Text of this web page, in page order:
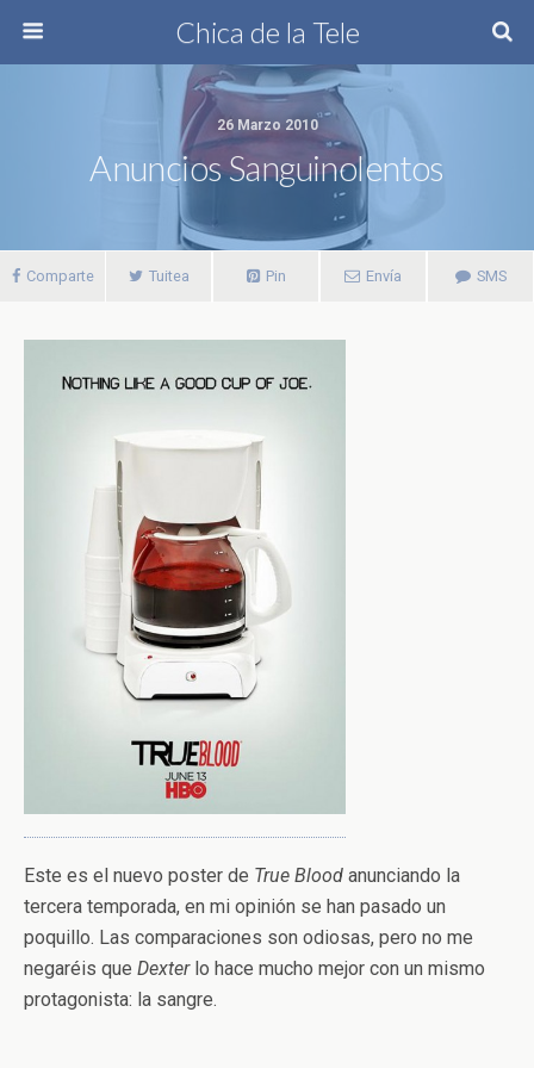
Chica de la Tele
26 Marzo 2010
Anuncios Sanguinolentos
Comparte Tuitea Pin Envía SMS
Este es el nuevo poster de True Blood anunciando la
tercera temporada, en mi opinión se han pasado un
poquillo. Las comparaciones son odiosas, pero no me
negaréis que Dexterlo hace mucho mejor con un mismo
protagonista: la sangre.